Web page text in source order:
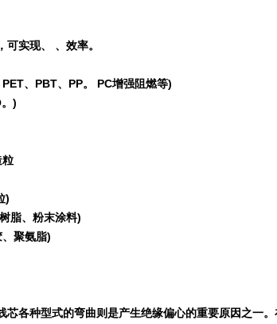
实现、 、效率。
PET、 PBT、 PP。 PC增强阻燃等)
。 )
粒
)
脂、粉末涂料)
聚氨脂)
芯各种型式的弯曲则是产生绝缘偏心的重要原因之一